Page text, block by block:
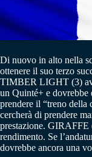
Di nuovo in alto nella
ottenere il suo terzo
TIMBER LIGHT (3)
un Quinté+ e dovrebbe
prendere il “treno
cercherà di prendere
prestazione. GIRAFFE
rendimento. Se
dovrebbe ancora una